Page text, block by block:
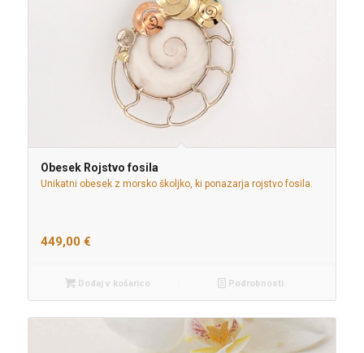
Obesek Rojstvo fosila
Unikatni obesek z morsko školjko, ki ponazarja rojstvo fosila.
449,00 €
Dodaj v košarico Podrobnosti